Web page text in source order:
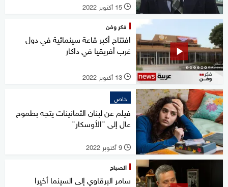
l 15 أكتوبر 2022
فكر وفن
افتتاح أكبر قاعة سينمائية في دول
غرب أفريقيا في داكار
l 13 أكتوبر 2022
خاص
فيلم عن لبنان الثمانينات يتجه بطموح
عال إلى "الأوسكار"
l 9 أكتوبر 2022
الصباح
سامر البرقاوي إلى السينما أخيرا